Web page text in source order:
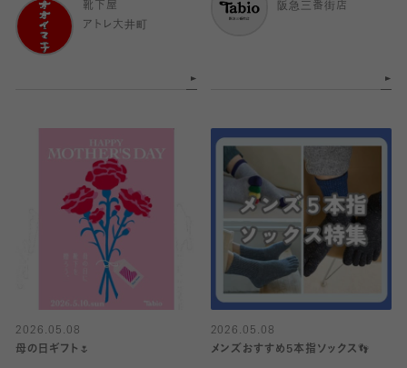
靴下屋
アトレ大井町
阪急三番街店
2026.05.08
母の日ギフト🌷
2026.05.08
メンズおすすめ5本指ソックス👣